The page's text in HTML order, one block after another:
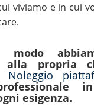
viviamo e in cui
modo
alla propria
Noleggio
in
esigenza.